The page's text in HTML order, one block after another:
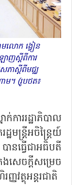
មលោក ង្វៀន
ញស្តីពីការ
ភាស្តីពីមជ្ឈ
ម។ (រូបថត៖
ការរដ្ឋាភិបាល
ត្រីអចិន្ត្រៃយ៍
ធ្វើជាអធិបតី
សេចក្តីសម្រេច
វត្ថុអន្តរជាតិ